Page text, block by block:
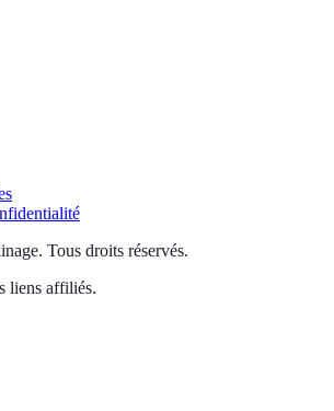
. Tous droits réservés.
liens affiliés.